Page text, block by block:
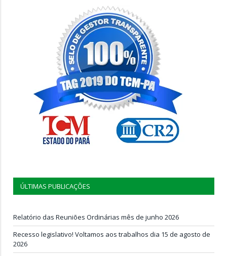
ÚLTIMAS PUBLICAÇÕES
Relatório das Reuniões Ordinárias mês de junho 2026
Recesso legislativo! Voltamos aos trabalhos dia 15 de agosto de
2026